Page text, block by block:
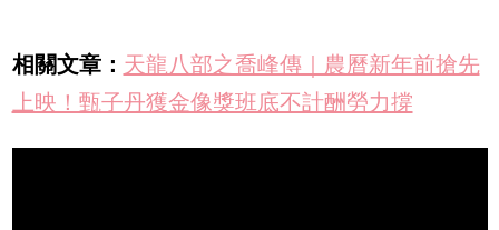
相關文章： 天龍八部之喬峰傳｜農曆新年前搶先
上映！甄子丹獲金像獎班底不計酬勞力撐